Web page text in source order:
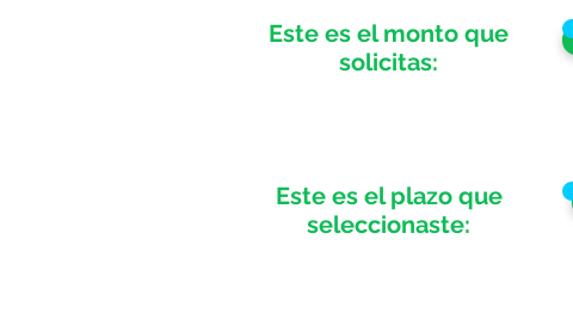
Este es el monto que
solicitas:
Este es el plazo que
seleccionaste: